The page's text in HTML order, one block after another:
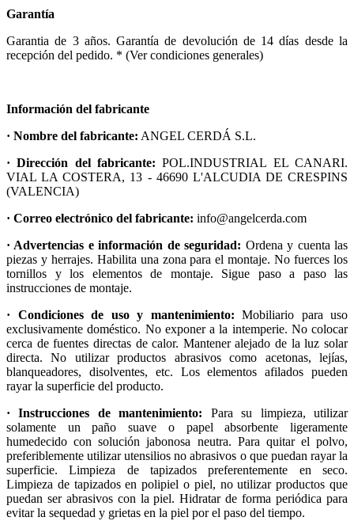
Garantía
Garantia de 3 años. Garantía de devolución de 14 días desde la
recepción del pedido. * (Ver condiciones generales)
Información del fabricante
· Nombre del fabricante: ANGEL CERDÁ S.L.
· Dirección del fabricante: POL.INDUSTRIAL EL CANARI.
VIAL LA COSTERA, 13 - 46690 L'ALCUDIA DE CRESPINS
(VALENCIA)
· Correo electrónico del fabricante: info@angelcerda.com
· Advertencias e información de seguridad: Ordena y cuenta las
piezas y herrajes. Habilita una zona para el montaje. No fuerces los
tornillos y los elementos de montaje. Sigue paso a paso las
instrucciones de montaje.
· Condiciones de uso y mantenimiento: Mobiliario para uso
exclusivamente doméstico. No exponer a la intemperie. No colocar
cerca de fuentes directas de calor. Mantener alejado de la luz solar
directa. No utilizar productos abrasivos como acetonas, lejías,
blanqueadores, disolventes, etc. Los elementos afilados pueden
rayar la superficie del producto.
· Instrucciones de mantenimiento: Para su limpieza, utilizar
solamente un paño suave o papel absorbente ligeramente
humedecido con solución jabonosa neutra. Para quitar el polvo,
preferiblemente utilizar utensilios no abrasivos o que puedan rayar la
superficie. Limpieza de tapizados preferentemente en seco.
Limpieza de tapizados en polipiel o piel, no utilizar productos que
puedan ser abrasivos con la piel. Hidratar de forma periódica para
evitar la sequedad y grietas en la piel por el paso del tiempo.